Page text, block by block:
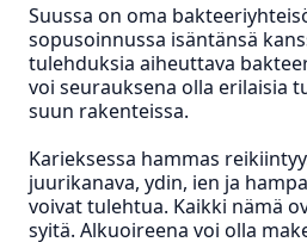
Suussa on oma
sopusoinnussa isäntänsä
tulehduksia aiheuttava
voi seurauksena olla erilaisia
suun rakenteissa.
Karieksessa hammas
juurikanava, ydin, ien ja
voivat tulehtua. Kaikki nämä
syitä. Alkuoireena voi olla